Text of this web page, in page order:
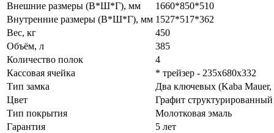
Внешние размеры (В*Ш*Г), мм
1660*850*510
Внутренние размеры (В*Ш*Г), мм 1527*517*362
Вес, кг
450
Объём, л
385
Количество полок
4
Кассовая ячейка
* трейзер - 235х680х332
Тип замка
Два ключевых (Kaba Mauer,
Цвет
Графит структурированный
Тип покрытия
Молотковая эмаль
Гарантия
5 лет